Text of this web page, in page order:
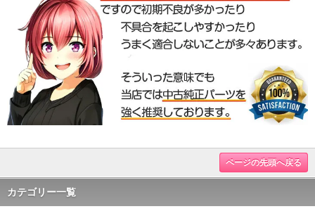
ページの先頭へ戻る
カテゴリー一覧